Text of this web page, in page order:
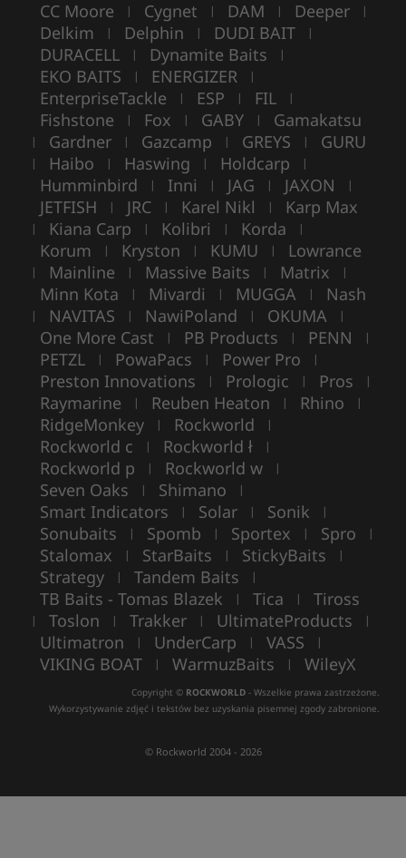
CC Moore | Cygnet | DAM | Deeper |
Delkim | Delphin | DUDI BAIT |
DURACELL | Dynamite Baits |
EKO BAITS | ENERGIZER |
EnterpriseTackle | ESP | FIL |
Fishstone | Fox | GABY | Gamakatsu
| Gardner | Gazcamp | GREYS | GURU
| Haibo | Haswing | Holdcarp |
Humminbird | Inni | JAG | JAXON |
JETFISH | JRC | Karel Nikl | Karp Max
| Kiana Carp | Kolibri | Korda |
Korum | Kryston | KUMU | Lowrance
| Mainline | Massive Baits | Matrix |
Minn Kota | Mivardi | MUGGA | Nash
| NAVITAS | NawiPoland | OKUMA |
One More Cast | PB Products | PENN |
PETZL | PowaPacs | Power Pro |
Preston Innovations | Prologic | Pros |
Raymarine | Reuben Heaton | Rhino |
RidgeMonkey | Rockworld |
Rockworld c | Rockworld ł |
Rockworld p | Rockworld w |
Seven Oaks | Shimano |
Smart Indicators | Solar | Sonik |
Sonubaits | Spomb | Sportex | Spro |
Stalomax | StarBaits | StickyBaits |
Strategy | Tandem Baits |
TB Baits - Tomas Blazek | Tica | Tiross
| Toslon | Trakker | UltimateProducts |
Ultimatron | UnderCarp | VASS |
VIKING BOAT | WarmuzBaits | WileyX
Copyright © ROCKWORLD - Wszelkie prawa zastrzeżone.
Wykorzystywanie zdjęć i tekstów bez uzyskania pisemnej zgody zabronione.
© Rockworld 2004 - 2026